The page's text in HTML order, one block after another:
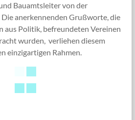
Bauamtsleiter von der
anerkennenden Grußworte, die
aus Politik, befreundeten Vereinen
wurden, verliehen diesem
einzigartigen Rahmen.